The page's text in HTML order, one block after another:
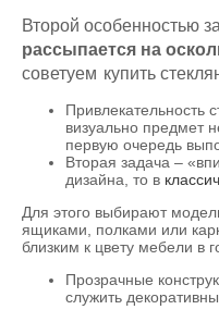
Второй особенностью
рассыпается на
советуем купить
Привлекательность
визуально предмет
первую очередь
Вторая задача –
дизайна, то в
Для этого выбирают
ящиками, полками или
близким к цвету мебели в
Прозрачные
служить